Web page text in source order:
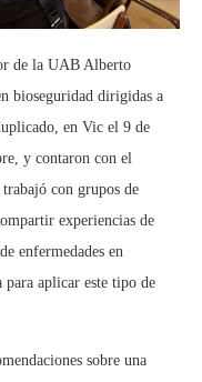
de la UAB Alberto
bioseguridad dirigidas a
en Vic el 9 de
y contaron con el
con grupos de
experiencias de
enfermedades en
aplicar este tipo de
sobre una